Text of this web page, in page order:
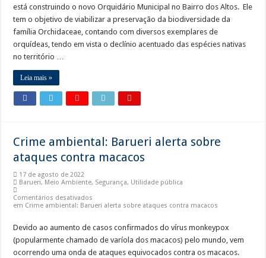
está construindo o novo Orquidário Municipal no Bairro dos Altos. Ele
tem o objetivo de viabilizar a preservação da biodiversidade da
família Orchidaceae, contando com diversos exemplares de
orquídeas, tendo em vista o declínio acentuado das espécies nativas
no território …
Leia mais »
Crime ambiental: Barueri alerta sobre
ataques contra macacos
17 de agosto de 2022
Barueri, Meio Ambiente, Segurança, Utilidade pública
Comentários desativados
em Crime ambiental: Barueri alerta sobre ataques contra macacos
Devido ao aumento de casos confirmados do vírus monkeypox
(popularmente chamado de varíola dos macacos) pelo mundo, vem
ocorrendo uma onda de ataques equivocados contra os macacos.